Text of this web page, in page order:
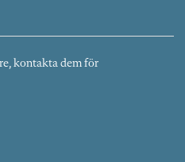
kontakta dem för